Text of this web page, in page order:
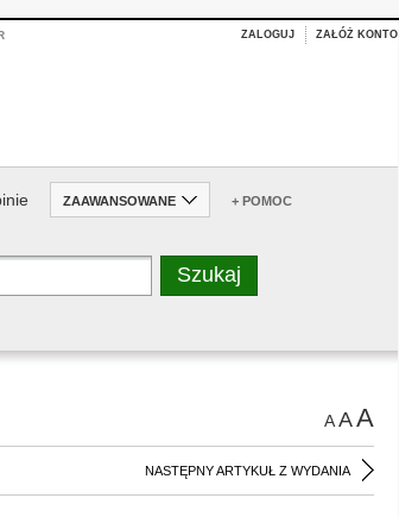
ZALOGUJ ZAŁÓŻ KONTO
ZAAWANSOWANE + POMOC
AAA
NASTĘPNY ARTYKUŁ Z WYDANIA